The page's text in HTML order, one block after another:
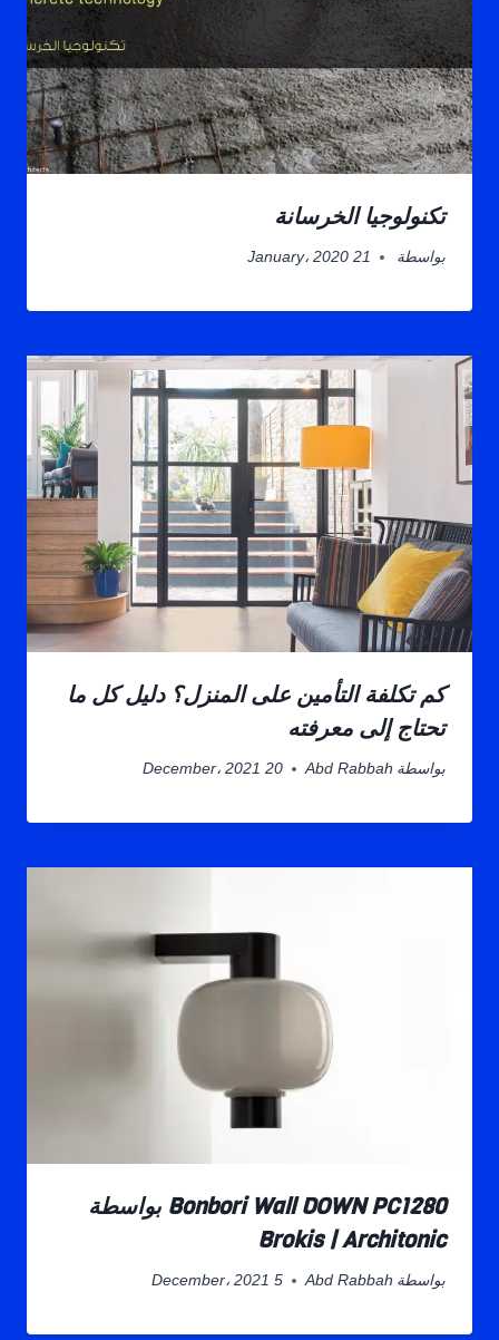
تكنولوجيا الخرسانة
بواسطة 21 January، 2020
كم تكلفة التأمين على المنزل؟ دليل كل ما
تحتاج إلى معرفته
بواسطة Abd Rabbah 20 December، 2021
Bonbori Wall DOWN PC1280 بواسطة
Brokis | Architonic
بواسطة Abd Rabbah 5 December، 2021